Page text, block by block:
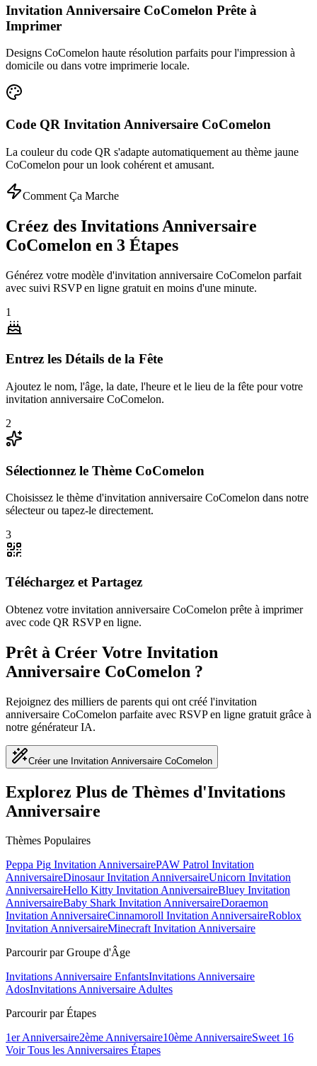
Invitation Anniversaire CoComelon Prête à
Imprimer
Designs CoComelon haute résolution parfaits pour l'impression à
domicile ou dans votre imprimerie locale.
Code QR Invitation Anniversaire CoComelon
La couleur du code QR s'adapte automatiquement au thème jaune
CoComelon pour un look cohérent et amusant.
Comment Ça Marche
Créez des Invitations Anniversaire
CoComelon en 3 Étapes
Générez votre modèle d'invitation anniversaire CoComelon parfait
avec suivi RSVP en ligne gratuit en moins d'une minute.
1
Entrez les Détails de la Fête
Ajoutez le nom, l'âge, la date, l'heure et le lieu de la fête pour votre
invitation anniversaire CoComelon.
2
Sélectionnez le Thème CoComelon
Choisissez le thème d'invitation anniversaire CoComelon dans notre
sélecteur ou tapez-le directement.
3
Téléchargez et Partagez
Obtenez votre invitation anniversaire CoComelon prête à imprimer
avec code QR RSVP en ligne.
Prêt à Créer Votre Invitation
Anniversaire CoComelon ?
Rejoignez des milliers de parents qui ont créé l'invitation
anniversaire CoComelon parfaite avec RSVP en ligne gratuit grâce à
notre générateur IA.
Créer une Invitation Anniversaire CoComelon
Explorez Plus de Thèmes d'Invitations
Anniversaire
Thèmes Populaires
Peppa Pig Invitation AnniversairePAW Patrol Invitation
AnniversaireDinosaur Invitation AnniversaireUnicorn Invitation
AnniversaireHello Kitty Invitation AnniversaireBluey Invitation
AnniversaireBaby Shark Invitation AnniversaireDoraemon
Invitation AnniversaireCinnamoroll Invitation AnniversaireRoblox
Invitation AnniversaireMinecraft Invitation Anniversaire
Parcourir par Groupe d'Âge
Invitations Anniversaire EnfantsInvitations Anniversaire
AdosInvitations Anniversaire Adultes
Parcourir par Étapes
1er Anniversaire2ème Anniversaire10ème AnniversaireSweet 16
Voir Tous les Anniversaires Étapes